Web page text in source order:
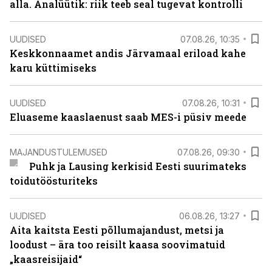
alla. Analüütik: riik teeb seal tugevat kontrolli
UUDISED 07.08.26, 10:35
Keskkonnaamet andis Järvamaal eriload kahe
karu küttimiseks
UUDISED 07.08.26, 10:31
Eluaseme kaaslaenust saab MES-i püsiv meede
MAJANDUSTULEMUSED 07.08.26, 09:30
Puhk ja Lausing kerkisid Eesti suurimateks
toidutöösturiteks
UUDISED 06.08.26, 13:27
Aita kaitsta Eesti põllumajandust, metsi ja
loodust – ära too reisilt kaasa soovimatuid
„kaasreisijaid“